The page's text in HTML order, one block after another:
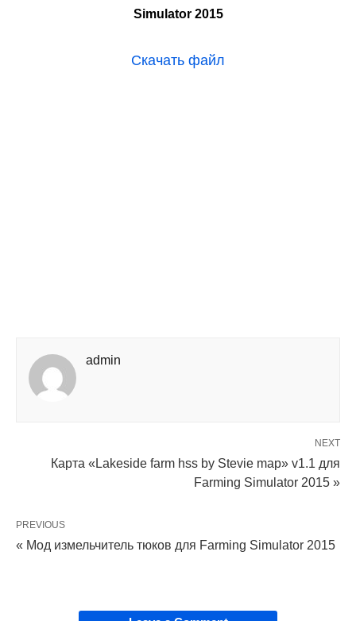
Simulator 2015
Скачать файл
admin
NEXT
Карта «Lakeside farm hss by Stevie map» v1.1 для
Farming Simulator 2015 »
PREVIOUS
« Мод измельчитель тюков для Farming Simulator 2015